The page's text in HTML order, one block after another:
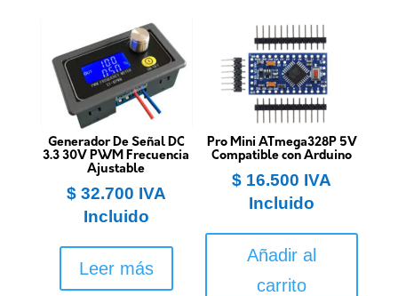
Generador De Señal DC
3.3 30V PWM Frecuencia
Ajustable
$32.700 IVA
Incluido
Leer más
Pro Mini ATmega328P 5V
Compatible con Arduino
$ 16.500 IVA
Incluido
Añadir al
carrito